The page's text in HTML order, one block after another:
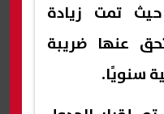
حيث تمت زيادة
عنها ضريبة